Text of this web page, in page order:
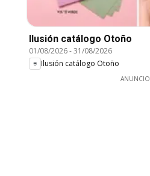
Ilusión catálogo Otoño
01/08/2026-31/08/2026
Ilusión catálogo Otoño
ANUNCIO